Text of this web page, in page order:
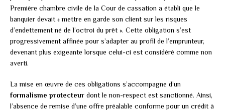
Première chambre civile de la Cour de cassation a établi que le
banquier devait « mettre en garde son client sur les risques
d’endettement né de l’octroi du prêt ». Cette obligation s’est
progressivement affinée pour s’adapter au profil de l’emprunteur,
devenant plus exigeante lorsque celui-ci est considéré comme non
averti.
La mise en œuvre de ces obligations s’accompagne d’un
formalisme protecteur dont le non-respect est sanctionné. Ainsi,
l’absence de remise d’une offre préalable conforme pour un crédit à